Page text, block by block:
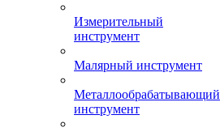
Измерительный
инструмент
Малярный инструмент
Металлообрабатывающий
инструмент